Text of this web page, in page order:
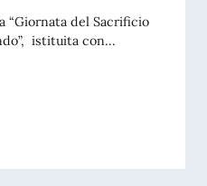
“Giornata del Sacrificio
istituita con...
70. ANNIVERSARIO DEL